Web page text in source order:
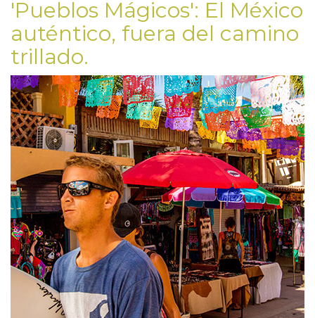
'Pueblos Mágicos': El México
auténtico, fuera del camino
trillado.